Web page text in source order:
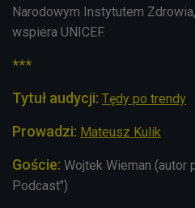
Narodowym Instytutem
wspiera UNICEF.
***
Tytuł audycji: Tędy po trendy
Prowadzi: Mateusz Kulik
Goście: Wojtek Wieman (autor
Podcast")